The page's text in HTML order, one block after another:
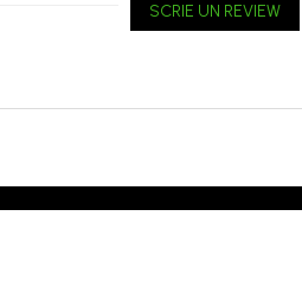
SCRIE UN REVIEW